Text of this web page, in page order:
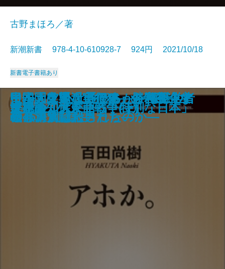
大坂城―秀吉から現代まで 50の秘
話―
ヒトの壁
官邸は今日も間違える
平成のヒット曲
最強脳―『スマホ脳』ハンセン先
生の特別授業―
コロナ後―ハーバード知日派10人
が語る未来―
独身偉人伝
談志のはなし
中国「国恥地図」の謎を解く
職務質問
古野まほろ／著
新潮新書 978-4-10-610928-7 924円 2021/10/18
新書電子書籍あり
アホか。
ビートルズ
イルカと心は通じるか―海獣学者
の孤軍奮闘記―
世界の知性が語る「特別な日本」
日本大空襲「実行犯」の告白―な
ぜ46万人は殺されたのか―
楽観論
中国「見えない侵略」を可視化す
る
甲子園は通過点です―勝利至上主
義と決別した男たち―
決定版 大東亜戦争(上)
決定版 大東亜戦争(下)